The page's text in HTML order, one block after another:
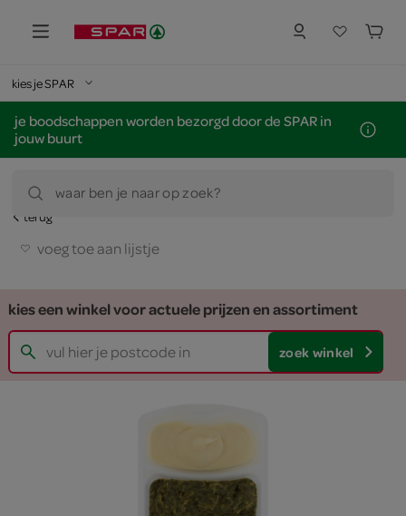
kies je SPAR
je boodschappen worden bezorgd door de SPAR in
jouw buurt
waar ben je naar op zoek?
terug
voeg toe aan lijstje
kies een winkel voor actuele prijzen en assortiment
zoek winkel